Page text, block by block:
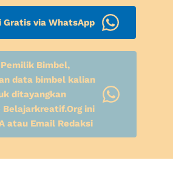
Gratis via WhatsApp
Pemilik Bimbel,
data bimbel kalian
ditayangkan
ini
atau Email Redaksi